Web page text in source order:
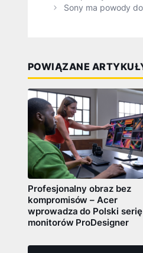
Sony ma powody
POWIĄZANE
Profesjonalny obraz bez
kompromisów – Acer
wprowadza do Polski serię
monitorów ProDesigner